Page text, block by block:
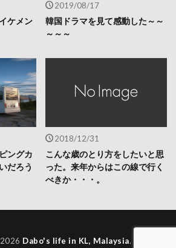
ケメン
2019/08/17
韓国ドラマを見て感動した～～
～～～
ングカ
だろう
2018/12/31
こんな歳のとり方をしたいと思
った。来年からはこの線で行く
べきか・・・。
Dabo's life in KL, Malaysia.